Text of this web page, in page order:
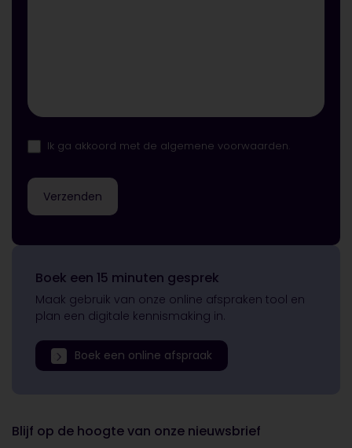
Ik ga akkoord met de algemene voorwaarden.
Boek een 15 minuten gesprek
Maak gebruik van onze online afspraken tool en
plan een digitale kennismaking in.
Boek een online afspraak
Blijf op de hoogte van onze nieuwsbrief